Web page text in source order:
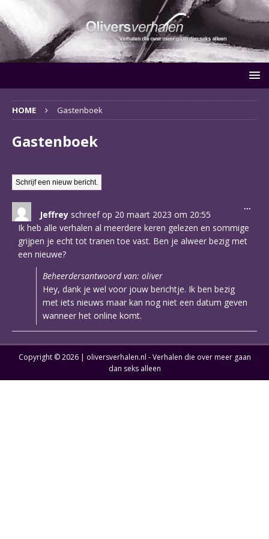
HOME Gastenboek
Gastenboek
Jeffrey schreef op 20 maart 2023 om 20:55
Ik heb alle verhalen al meerdere keren gelezen en sommige
grijpen je echt tot tranen toe vast. Ben je alweer bezig met
een nieuwe?
Beheerdersantwoord van: oliver
Hey, dank je wel voor jouw berichtje. Ik ben bezig
met iets nieuws maar kan nog niet een datum geven
wanneer het online komt.
...
Copyright © 2026 | oliversverhalen.nl - Verhalen die over meer gaan
dan seks alleen